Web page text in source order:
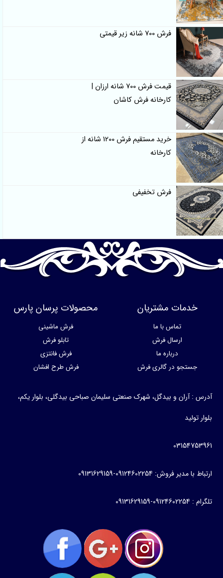
فرش 700 شانه زیر قیمتی
قیمت فرش 700 شانه ارزان |
کارخانه فرش کاشان
خرید مستقیم فرش 1200 شانه از
کارخانه
فرش تخفیفی
خدمات مشتریان
تماس با ما
ارسال فرش
درباره ما
جستجو در گالری فرش
محصولات پرسان پارس
فرش ماشینی
تابلو فرش
فرش فانتزی
فرش طرح افشان
آدرس : آران و بیدگل، شهرک صنعتی سلیمان صباحی بیدگلی، بلوار یکم،
بلوار تولید
03154753961
ارتباط با مدیر فروش: 09124602254-09131629159
تلگرام : 09124602254-09131629159